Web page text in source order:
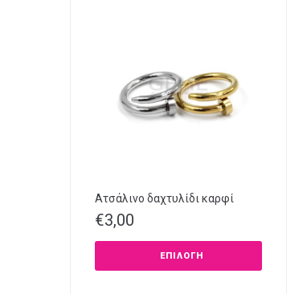
Ατσάλινο δαχτυλίδι καρφί
€3,00
ΕΠΙΛΟΓΉ